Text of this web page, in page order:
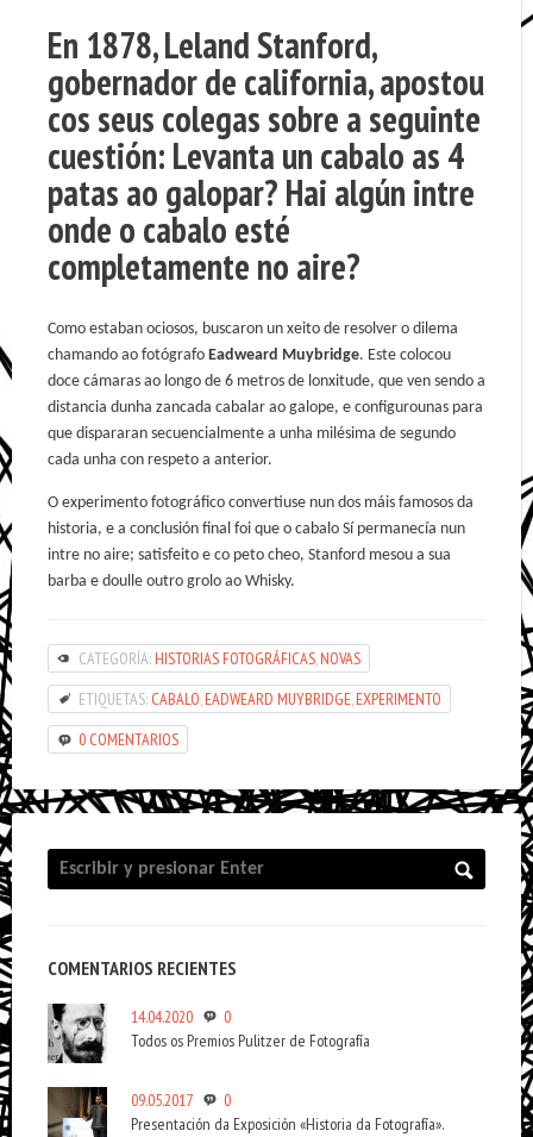
En 1878,Leland Stanford,
gobernador de california, apostou
cos seus colegas sobre a seguinte
cuestión: Levanta un cabalo as 4
patas ao galopar? Hai algún intre
onde o cabalo esté
completamente no aire?
Como estaban ociosos, buscaron un xeito de resolver o dilema
chamando ao fotógrafo Eadweard Muybridge. Este colocou
doce cámaras ao longo de 6 metros de lonxitude, que ven sendo a
distancia dunha zancada cabalar ao galope, e configurounas para
que dispararan secuencialmente a unha milésima de segundo
cada unha con respeto a anterior.
O experimento fotográfico convertiuse nun dos máis famosos da
historia, e a conclusión final foi que o cabalo Sí permanecía nun
intre no aire; satisfeito e co peto cheo, Stanford mesou a sua
barba e doulle outro grolo ao Whisky.
CATEGORÍA: HISTORIAS FOTOGRÁFICAS,NOVAS
ETIQUETAS: CABALO,EADWEARD MUYBRIDGE,EXPERIMENTO
0 COMENTARIOS
COMENTARIOS RECIENTES
14.04.2020
0
Todos os Premios Pulitzer de Fotografía
09.05.2017
0
Presentación da Exposición «Historia da Fotografía».